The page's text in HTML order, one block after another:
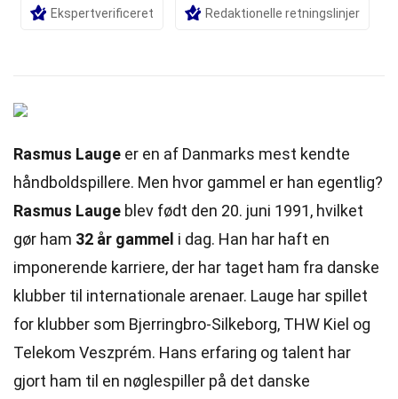
Ekspertverificeret Redaktionelle retningslinjer
Rasmus Lauge er en af Danmarks mest kendte
håndboldspillere. Men hvor gammel er han egentlig?
Rasmus Lauge blev født den 20. juni 1991, hvilket
gør ham 32 år gammel i dag. Han har haft en
imponerende karriere, der har taget ham fra danske
klubber til internationale arenaer. Lauge har spillet
for klubber som Bjerringbro-Silkeborg, THW Kiel og
Telekom Veszprém. Hans erfaring og talent har
gjort ham til en nøglespiller på det danske